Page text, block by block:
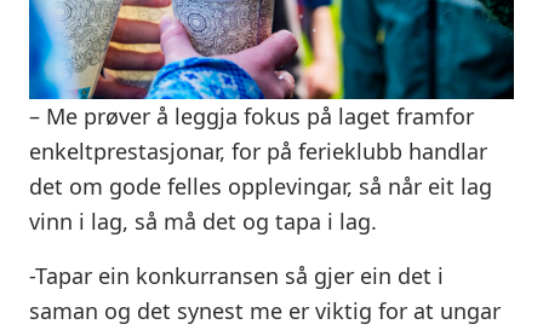
– Me prøver å leggja fokus på laget framfor
enkeltprestasjonar, for på ferieklubb handlar
det om gode felles opplevingar, så når eit lag
vinn i lag, så må det og tapa i lag.
-Tapar ein konkurransen så gjer ein det i
saman og det synest me er viktig for at ungar